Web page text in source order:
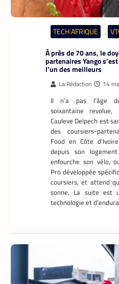
APPLICATION ,
Prosuma et Yango
qui impacte le marché
La Rédaction 10
Le partenariat entre
Food promet de
commerce ivoirien en
local, digitalisant
livraison et
logistique moderne et